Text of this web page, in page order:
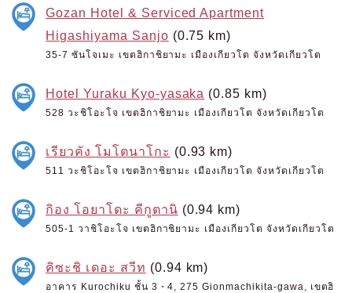
Gozan Hotel & Serviced Apartment
Higashiyama Sanjo (0.75 km)
35-7 ซันโจเมะ เขตฮิกาชิยามะ เมืองเกียวโต จังหวัดเกียวโต
Hotel Yuraku Kyo-yasaka (0.85 km)
528 วะชิโอะโจ เขตฮิกาชิยามะ เมืองเกียวโต จังหวัดเกียวโต
เรียวคัง โมโตนาโกะ (0.93 km)
511 วะชิโอะโจ เขตฮิกาชิยามะ เมืองเกียวโต จังหวัดเกียวโต
กิอง โอยาโดะ คีกูตานิ (0.94 km)
505-1 วาชิโอะโจ เขตฮิกาชิยามะ เมืองเกียวโต จังหวัดเกียวโต
คิซะชิ เดอะ สวีท (0.94 km)
อาคาร Kurochiku ชั้น 3・4, 275 Gionmachikita-gawa, เขตฮิ